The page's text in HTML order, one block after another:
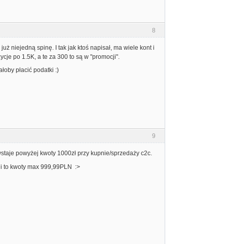
8
niejedną spinę. I tak jak ktoś napisał, ma wiele kont i
po 1.5K, a te za 300 to są w "promocji".
płacić podatki :)
9
powyżej kwoty 1000zł przy kupnie/sprzedaży c2c.
to kwoty max 999,99PLN :>